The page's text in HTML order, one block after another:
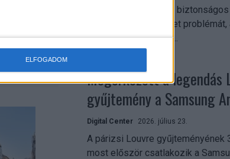
ELFOGADOM
világos irányelvek és
különösen ott jelenthet
üzleti információkkal...
Megérkezett a legendás
gyűjtemény a Samsung
Digital Center 2026. július 23.
A párizsi Louvre gyűjteményének
most először csatlakozik a